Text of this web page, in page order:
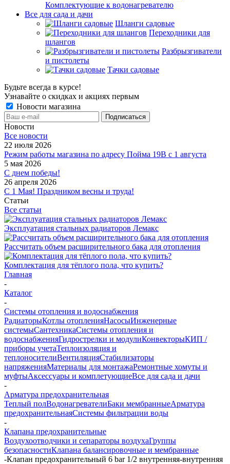
Комплектующие к водонагревателю
Все для сада и дачи
Шланги садовые
Переходники для
шлангов
Разбрызгиватели
и пистолеты
Тачки садовые
Будьте всегда в курсе!
Узнавайте о скидках и акциях первым
Новости магазина
Новости
Все новости
22 июля 2026
Режим работы магазина по адресу Пойма 19В с 1 августа
5 мая 2026
С днем победы!
26 апреля 2026
С 1 Мая! Праздником весны и труда!
Статьи
Все статьи
Эксплуатация стальных радиаторов Лемакс
Рассчитать объем расширительного бака для отопления
Комплектация для тёплого пола, что купить?
Главная
-
Каталог
-
Системы отопления и водоснабжения
РадиаторыКотлы отопленияНасосыИнженерные
системыСантехникаСистемы отопления и
водоснабженияГидрострелки и модулиКонвекторыКИП /
приборы учетаТеплоизоляция и
теплоносителиВентиляцияСтабилизаторы
напряженияМатериалы для монтажаРемонтные хомуты и
муфтыАксессуары и комплетующиеВсе для сада и дачи
-
Арматура предохранительная
Теплый полВодонагревателиБаки мембранныеАрматура
предохранительнаяСистемы фильтрации воды
-
Клапана предохранительные
Воздухоотводчики и сепараторы воздухаГруппы
безопасностиКлапана балансировочные и мембранные
-Клапан предохранительный 6 bar 1/2 внутренняя-внутренняя